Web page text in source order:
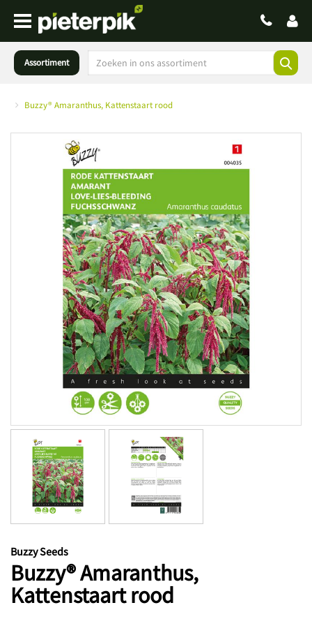
Assortiment
Buzzy® Amaranthus, Kattenstaart rood
Buzzy Seeds
Buzzy® Amaranthus,
Kattenstaart rood